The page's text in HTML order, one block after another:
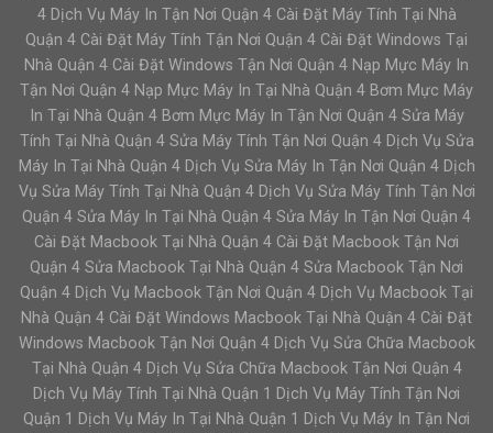
4 Dịch Vụ Máy In Tận Nơi Quận 4 Cài Đặt Máy Tính Tại Nhà
Quận 4 Cài Đặt Máy Tính Tận Nơi Quận 4 Cài Đặt Windows Tại
Nhà Quận 4 Cài Đặt Windows Tận Nơi Quận 4 Nạp Mực Máy In
Tận Nơi Quận 4 Nạp Mực Máy In Tại Nhà Quận 4 Bơm Mực Máy
In Tại Nhà Quận 4 Bơm Mực Máy In Tận Nơi Quận 4 Sửa Máy
Tính Tại Nhà Quận 4 Sửa Máy Tính Tận Nơi Quận 4 Dịch Vụ Sửa
Máy In Tại Nhà Quận 4 Dịch Vụ Sửa Máy In Tận Nơi Quận 4 Dịch
Vụ Sửa Máy Tính Tại Nhà Quận 4 Dịch Vụ Sửa Máy Tính Tận Nơi
Quận 4 Sửa Máy In Tại Nhà Quận 4 Sửa Máy In Tận Nơi Quận 4
Cài Đặt Macbook Tại Nhà Quận 4 Cài Đặt Macbook Tận Nơi
Quận 4 Sửa Macbook Tại Nhà Quận 4 Sửa Macbook Tận Nơi
Quận 4 Dịch Vụ Macbook Tận Nơi Quận 4 Dịch Vụ Macbook Tại
Nhà Quận 4 Cài Đặt Windows Macbook Tại Nhà Quận 4 Cài Đặt
Windows Macbook Tận Nơi Quận 4 Dịch Vụ Sửa Chữa Macbook
Tại Nhà Quận 4 Dịch Vụ Sửa Chữa Macbook Tận Nơi Quận 4
Dịch Vụ Máy Tính Tại Nhà Quận 1 Dịch Vụ Máy Tính Tận Nơi
Quận 1 Dịch Vụ Máy In Tại Nhà Quận 1 Dịch Vụ Máy In Tận Nơi